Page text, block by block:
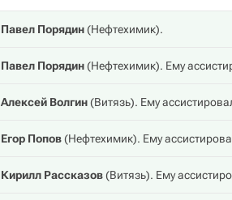
Павел Порядин(Нефтехимик).
Павел Порядин(Нефтехимик). Ему
Алексей Волгин(Витязь). Ему
Егор Попов(Нефтехимик). Ему
Кирилл Рассказов(Витязь). Ему